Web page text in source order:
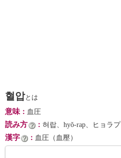
혈압とは
意味： 血圧
読み方 ： 혀랍、hyŏ-rap、ヒョラプ
漢字 ： 血圧（血壓）